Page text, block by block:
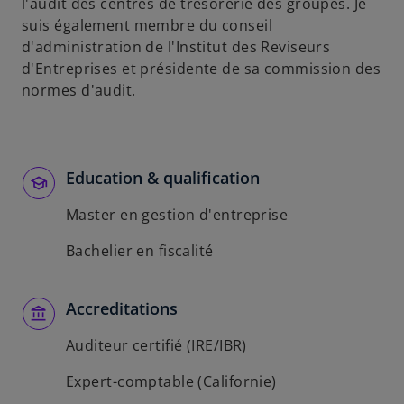
n
n
o
o
g
e
suis également membre du conseil
d'administration de l'Institut des Reviseurs
d'Entreprises et présidente de sa commission des
normes d'audit.
Education & qualification
Master en gestion d'entreprise
Bachelier en fiscalité
Accreditations
Auditeur certifié (IRE/IBR)
Expert-comptable (Californie)